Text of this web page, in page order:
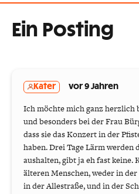
Ein Posting
Kater vor 9 Jahren
Ich möchte mich ganz herzlich
und besonders bei der Frau
dass sie das Konzert in der
haben. Drei Tage Lärm werden
aushalten, gibt ja eh fast keine.
älteren Menschen, weder in
in der Allestraße, und in der